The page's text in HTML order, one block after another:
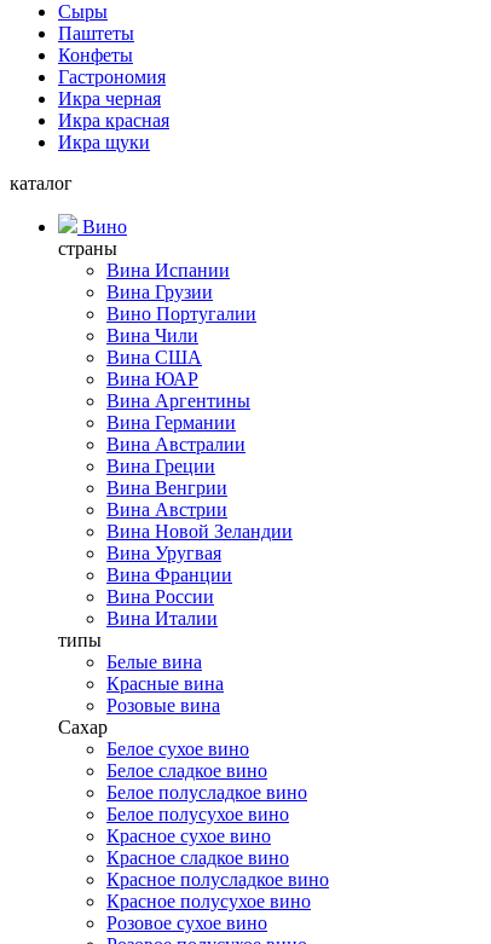
Сыры
Паштеты
Конфеты
Гастрономия
Икра черная
Икра красная
Икра щуки
каталог
Вино
страны
Вина Испании
Вина Грузии
Вино Португалии
Вина Чили
Вина США
Вина ЮАР
Вина Аргентины
Вина Германии
Вина Австралии
Вина Греции
Вина Венгрии
Вина Австрии
Вина Новой Зеландии
Вина Уругвая
Вина Франции
Вина России
Вина Италии
типы
Белые вина
Красные вина
Розовые вина
Сахар
Белое сухое вино
Белое сладкое вино
Белое полусладкое вино
Белое полусухое вино
Красное сухое вино
Красное сладкое вино
Красное полусладкое вино
Красное полусухое вино
Розовое сухое вино